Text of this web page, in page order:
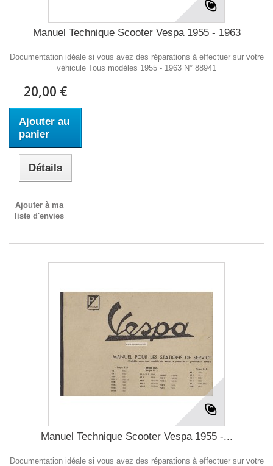
Manuel Technique Scooter Vespa 1955 - 1963
Documentation idéale si vous avez des réparations à effectuer sur votre
véhicule Tous modèles 1955 - 1963 N° 88941
20,00 €
Ajouter au
panier
Détails
Ajouter à ma
liste d'envies
Manuel Technique Scooter Vespa 1955 -...
Documentation idéale si vous avez des réparations à effectuer sur votre